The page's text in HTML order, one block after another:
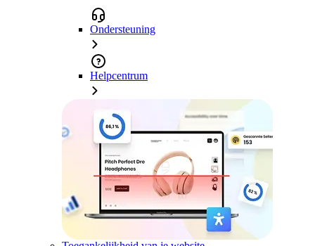
Ondersteuning
Helpcentrum